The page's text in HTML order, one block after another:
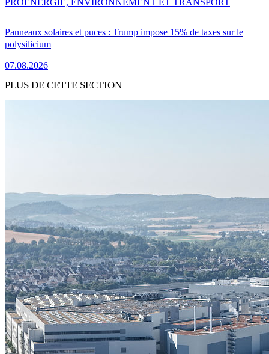
Panneaux solaires et puces : Trump impose 15% de taxes sur le
polysilicium
07.08.2026
PROENERGIE, ENVIRONNEMENT ET TRANSPORT
PLUS DE CETTE SECTION